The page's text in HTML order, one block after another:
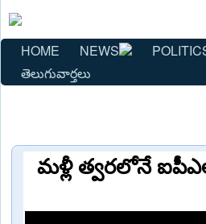
HOME NEWS
తెలుగువార్తలు
మళ్లీ త్వరలోనే